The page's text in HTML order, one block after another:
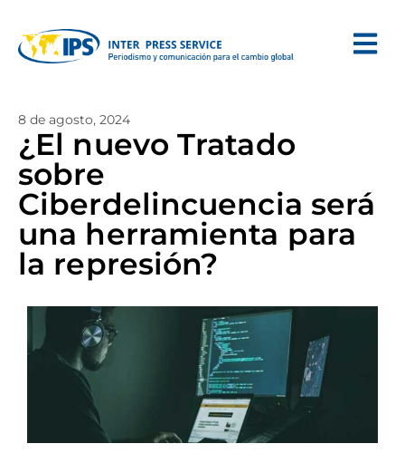
8 de agosto, 2024
¿El nuevo Tratado
sobre
Ciberdelincuencia será
una herramienta para
la represión?